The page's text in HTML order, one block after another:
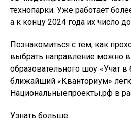
технопарки. Уже работает
а к концу 2024 года их число
Познакомиться с тем, как
выбрать направление можно
образовательного шоу «Учат в
ближайший «Кванториум»
Национальныепроекты.рф в
Узнать больше